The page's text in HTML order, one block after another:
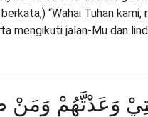
“Wahai Tuhan
mengikuti jalan-Mu dan
وَعَدْتَّهُمْ وَمَنْ